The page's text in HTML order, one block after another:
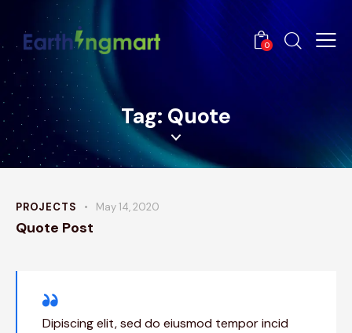
0
Tag: Quote
PROJECTS May 14, 2020
Quote Post
Dipiscing elit, sed do eiusmod tempor incid